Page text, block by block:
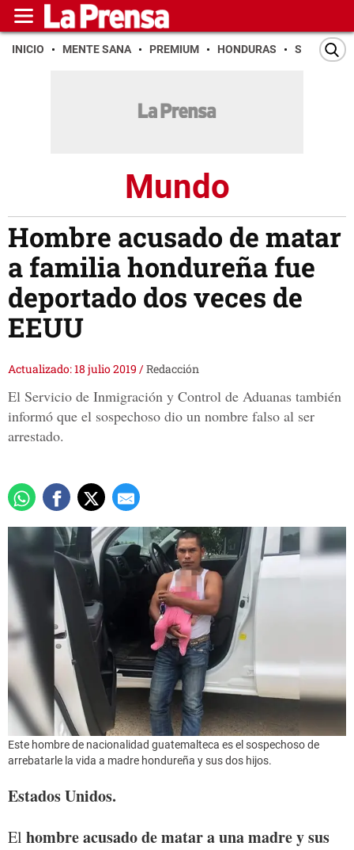
INICIO MENTE SANA PREMIUM HONDURAS SAN PEDRO
Mundo
Hombre acusado de matar
a familia hondureña fue
deportado dos veces de
EEUU
Actualizado: 18 julio 2019 /Redacción
El Servicio de Inmigración y Control de Aduanas también
informó que el sospechoso dio un nombre falso al ser
arrestado.
Este hombre de nacionalidad guatemalteca es el sospechoso de
arrebatarle la vida a madre hondureña y sus dos hijos.
Estados Unidos.
El hombre acusado de matar a una madre y sus